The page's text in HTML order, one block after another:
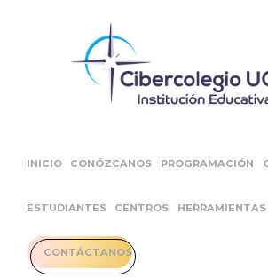
INICIO CONÓZCANOS PROGRAMACIÓN
ESTUDIANTES CENTROS HERRAMIENTAS
CONTÁCTANOS